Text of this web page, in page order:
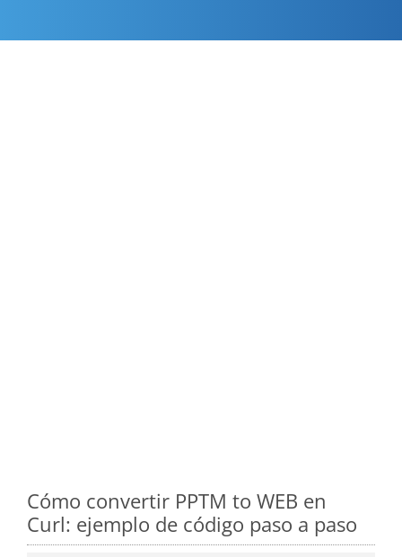
Cómo convertir PPTM to WEB en
Curl: ejemplo de código paso a paso